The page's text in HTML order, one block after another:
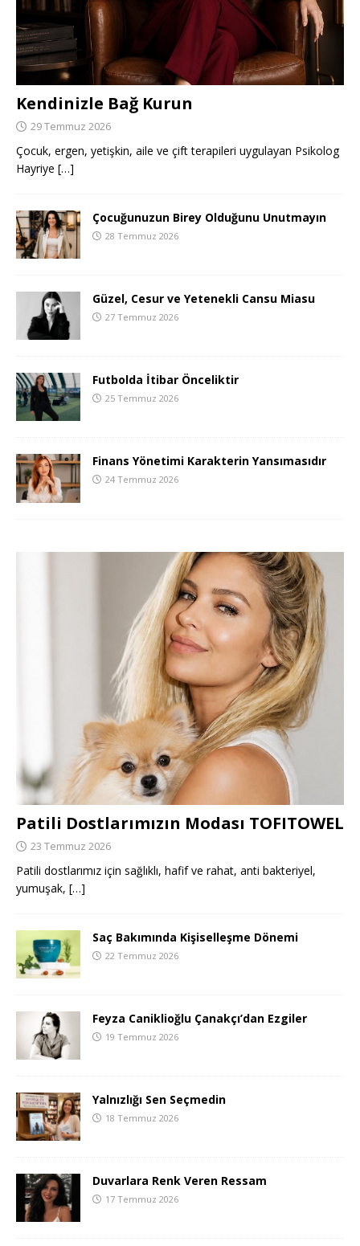
Kendinizle Bağ Kurun
29 Temmuz 2026
Çocuk, ergen, yetişkin, aile ve çift terapileri uygulayan Psikolog
Hayriye […]
Çocuğunuzun Birey Olduğunu Unutmayın
28 Temmuz 2026
Güzel, Cesur ve Yetenekli Cansu Miasu
27 Temmuz 2026
Futbolda İtibar Önceliktir
25 Temmuz 2026
Finans Yönetimi Karakterin Yansımasıdır
24 Temmuz 2026
Patili Dostlarımızın Modası TOFITOWEL
23 Temmuz 2026
Patili dostlarımız için sağlıklı, hafif ve rahat, anti bakteriyel,
yumuşak, […]
Saç Bakımında Kişiselleşme Dönemi
22 Temmuz 2026
Feyza Caniklioğlu Çanakçı’dan Ezgiler
19 Temmuz 2026
Yalnızlığı Sen Seçmedin
18 Temmuz 2026
Duvarlara Renk Veren Ressam
17 Temmuz 2026